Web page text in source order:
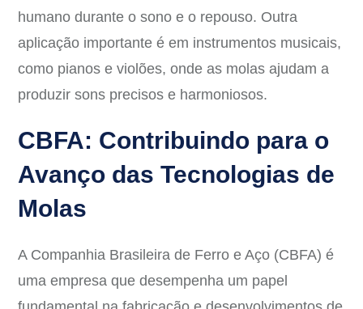
humano durante o sono e o repouso. Outra
aplicação importante é em instrumentos musicais,
como pianos e violões, onde as molas ajudam a
produzir sons precisos e harmoniosos.
CBFA: Contribuindo para o
Avanço das Tecnologias de
Molas
A Companhia Brasileira de Ferro e Aço (CBFA) é
uma empresa que desempenha um papel